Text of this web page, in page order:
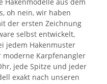
oh nein, wir haben
der ersten Zeichnung
selbst entwickelt,
jedem Hakenmuster
moderne Karpfenangler
jede Spitze und jeder
exakt nach unseren